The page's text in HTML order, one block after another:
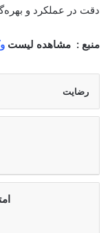
دقت در عملکرد و
منبع : مشاهده لیست
رضایت